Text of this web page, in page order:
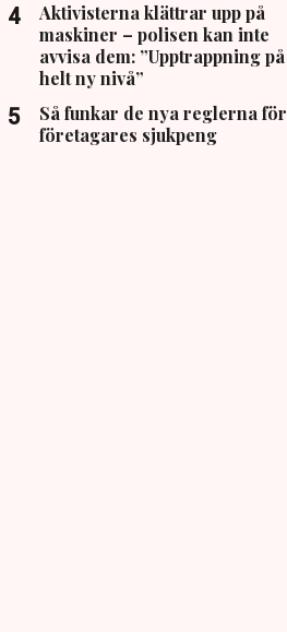
Aktivisterna klättrar upp på
maskiner – polisen kan inte
avvisa dem: ”Upptrappning på
helt ny nivå”
Så funkar de nya reglerna för
företagares sjukpeng